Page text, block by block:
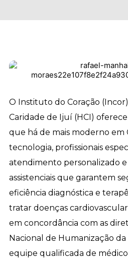
O Instituto do Coração
Caridade de Ijuí (HCI)
que há de mais moderno em
tecnologia, profissionais
atendimento personalizado e
assistenciais que garantem
eficiência diagnóstica e
tratar doenças
em concordância com as
Nacional de Humanização
equipe qualificada de